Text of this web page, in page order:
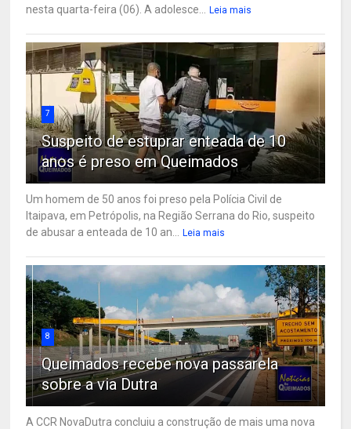
nesta quarta-feira (06). A adolesce...
Leia mais
7
Suspeito de estuprar enteada de 10
anos é preso em Queimados
Um homem de 50 anos foi preso pela Polícia Civil de
Itaipava, em Petrópolis, na Região Serrana do Rio, suspeito
de abusar a enteada de 10 an...
Leia mais
8
Queimados recebe nova passarela
sobre a via Dutra
A CCR NovaDutra concluiu a construção de mais uma nova